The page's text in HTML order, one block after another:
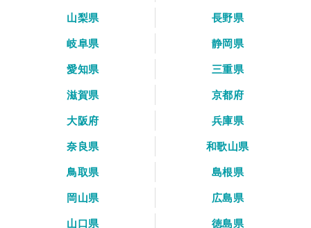
山梨県
長野県
岐阜県
静岡県
愛知県
三重県
滋賀県
京都府
大阪府
兵庫県
奈良県
和歌山県
鳥取県
島根県
岡山県
広島県
山口県
徳島県